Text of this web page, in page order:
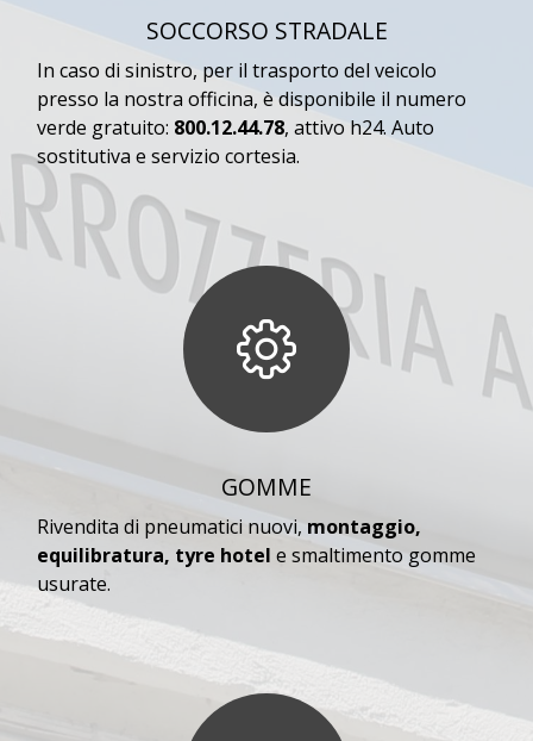
SOCCORSO STRADALE
In caso di sinistro, per il trasporto del veicolo
presso la nostra officina, è disponibile il numero
verde gratuito: 800.12.44.78, attivo h24. Auto
sostitutiva e servizio cortesia.
GOMME
Rivendita di pneumatici nuovi, montaggio,
equilibratura, tyre hotel e smaltimento gomme
usurate.